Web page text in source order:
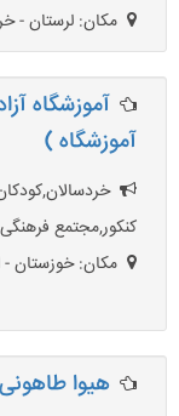
مکان: لرستان -
آموزشگاه
آموزشگاه )
کنکور,مجتمع
مکان: خوزستان -
هیوا